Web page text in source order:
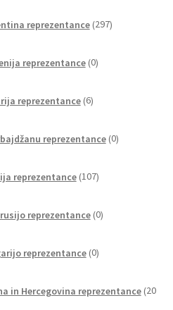
reprezentance 297izdelkov
reprezentance 0izdelkov
reprezentance 6izdelkov
reprezentance 0izdelkov
reprezentance 107izdelkov
reprezentance 0izdelkov
reprezentance 0izdelkov
in Hercegovina reprezentance 20